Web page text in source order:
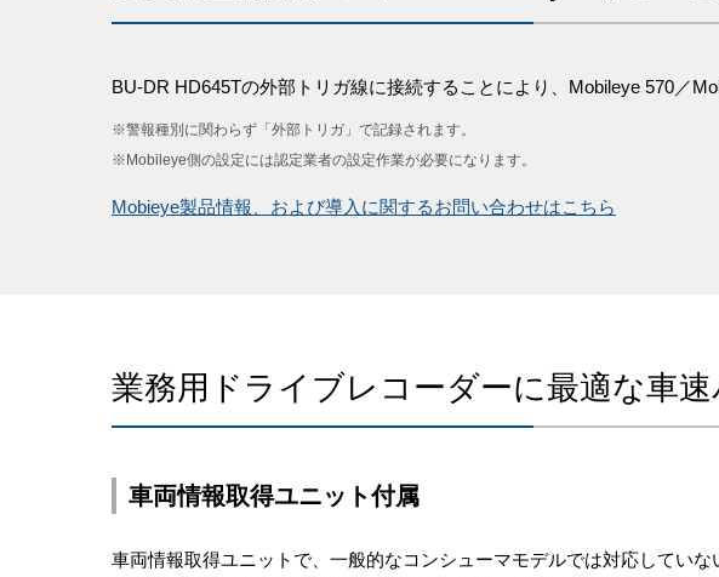
BU-DR HD645Tの外部トリガ線に接続することにより、Mobileye 570／
※警報種別に関わらず「外部トリガ」で記録されます。
※Mobileye側の設定には認定業者の設定作業が必要になります。
Mobieye製品情報、および導入に関するお問い合わせはこちら
業務用ドライブレコーダーに最適な車
車両情報取得ユニット付属
車両情報取得ユニットで、一般的なコンシューマモデルでは対応していな